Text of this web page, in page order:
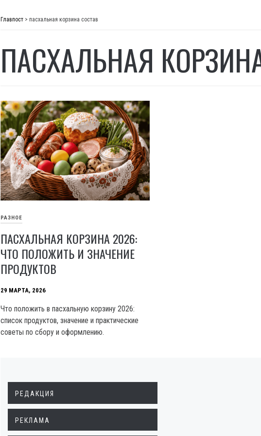
Главпост > пасхальная корзина состав
ПАСХАЛЬНАЯ
РАЗНОЕ
ПАСХАЛЬНАЯ КОРЗИНА 2026:
ЧТО ПОЛОЖИТЬ И ЗНАЧЕНИЕ
ПРОДУКТОВ
29 МАРТА, 2026
Что положить в пасхальную корзину 2026:
список продуктов, значение и практические
советы по сбору и оформлению.
РЕДАКЦИЯ
РЕКЛАМА